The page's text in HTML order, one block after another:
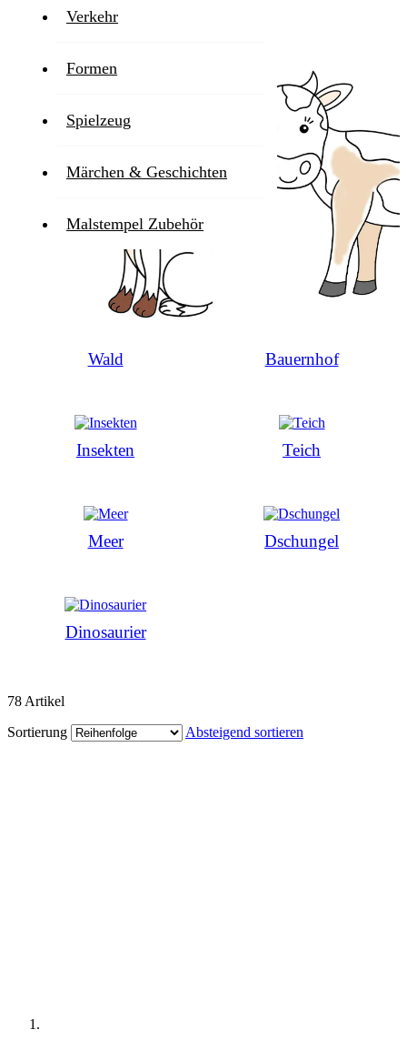
Verkehr
Formen
Spielzeug
Märchen & Geschichten
Malstempel Zubehör
Wald Bauernhof
Insekten Teich
Meer Dschungel
Dinosaurier
78 Artikel
Sortierung
Absteigend sortieren